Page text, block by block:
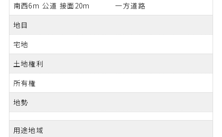
南西6m 公道 接面20m 一方道路
地目
宅地
土地権利
所有権
地勢
用途地域